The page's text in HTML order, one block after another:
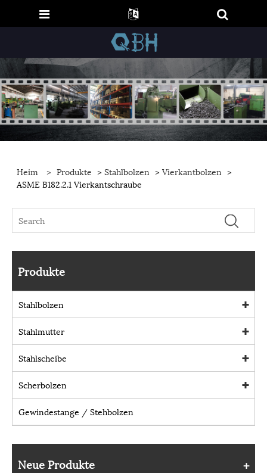
Heim > Produkte >Stahlbolzen >Vierkantbolzen >
ASME B182.2.1 Vierkantschraube
Produkte
Stahlbolzen
Stahlmutter
Stahlscheibe
Scherbolzen
Gewindestange / Stehbolzen
Neue Produkte